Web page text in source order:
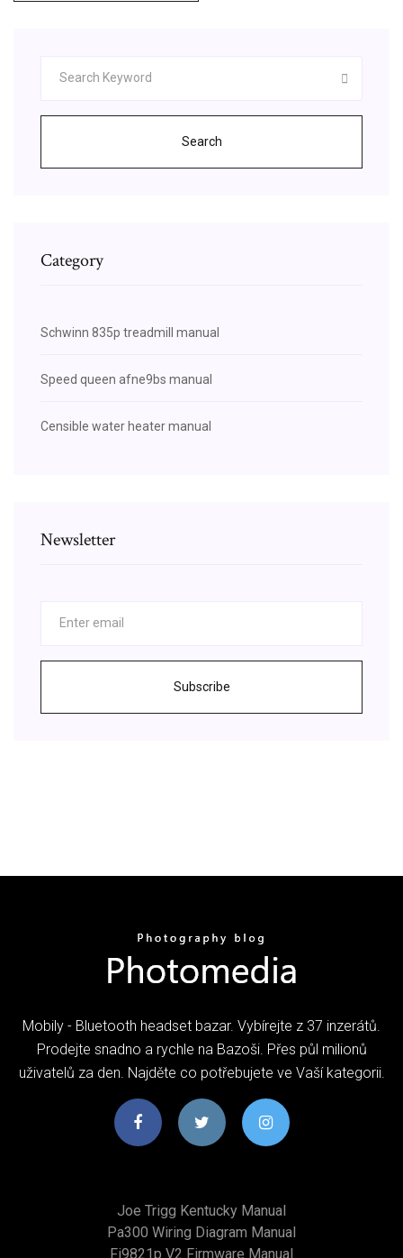
Search
Category
Schwinn 835p treadmill manual
Speed queen afne9bs manual
Censible water heater manual
Newsletter
Subscribe
Mobily - Bluetooth headset bazar. Vybírejte z 37 inzerátů.
Prodejte snadno a rychle na Bazoši. Přes půl milionů
uživatelů za den. Najděte co potřebujete ve Vaší kategorii.
Joe Trigg Kentucky Manual
Pa300 Wiring Diagram Manual
Fi9821p V2 Firmware Manual